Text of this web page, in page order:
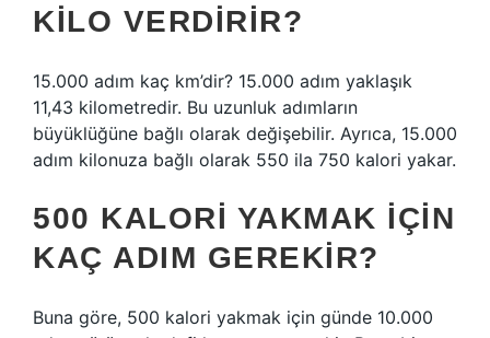
KILO VERDIRIR?
15.000 adım kaç km’dir? 15.000 adım yaklaşık
11,43 kilometredir. Bu uzunluk adımların
büyüklüğüne bağlı olarak değişebilir. Ayrıca, 15.000
adım kilonuza bağlı olarak 550 ila 750 kalori yakar.
500 KALORI YAKMAK IÇIN
KAÇ ADIM GEREKIR?
Buna göre, 500 kalori yakmak için günde 10.000